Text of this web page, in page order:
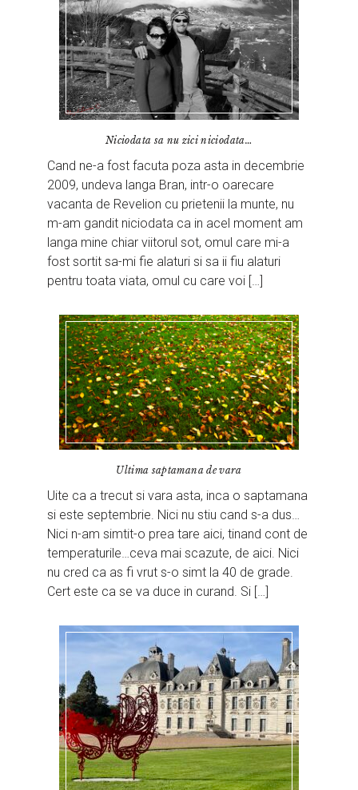
Niciodata sa nu zici niciodata…
Cand ne-a fost facuta poza asta in decembrie
2009, undeva langa Bran, intr-o oarecare
vacanta de Revelion cu prietenii la munte, nu
m-am gandit niciodata ca in acel moment am
langa mine chiar viitorul sot, omul care mi-a
fost sortit sa-mi fie alaturi si sa ii fiu alaturi
pentru toata viata, omul cu care voi […]
Ultima saptamana de vara
Uite ca a trecut si vara asta, inca o saptamana
si este septembrie. Nici nu stiu cand s-a dus…
Nici n-am simtit-o prea tare aici, tinand cont de
temperaturile…ceva mai scazute, de aici. Nici
nu cred ca as fi vrut s-o simt la 40 de grade.
Cert este ca se va duce in curand. Si […]